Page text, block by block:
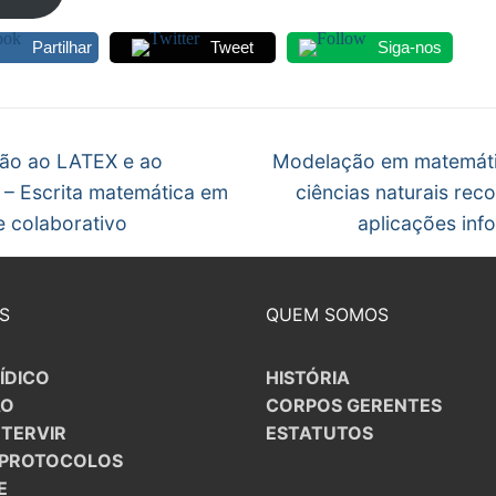
CONTRATADOS
Partilhar Tweet Siga-nos
ao LATEX e ao
Escrita matemática em
colaborativo
Next
post:
Modelação em
ciências naturais
aplicações
QUEM SOMOS
HISTÓRIA
CORPOS GERENTES
ESTATUTOS